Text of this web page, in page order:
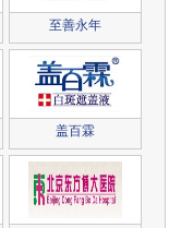
至善永年
盖百霖